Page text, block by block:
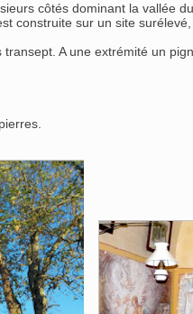
côtés dominant la vallée
construite sur un site
A une extrémité un